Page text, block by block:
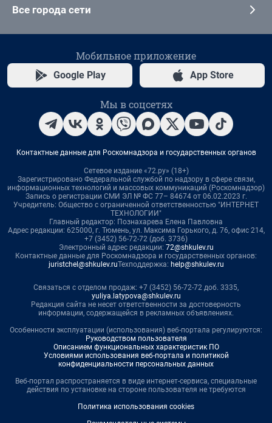
Все города сети
Мобильное приложение
Google Play App Store
Мы в соцсетях
Контактные данные для Роскомнадзора и государственных органов
Сетевое издание «72.ру» (18+)
Зарегистрировано Федеральной службой по надзору в сфере связи,
информационных технологий и массовых коммуникаций (Роскомнадзор)
Запись о регистрации СМИ ЭЛ № ФС 77– 84674 от 06.02.2023 г.
Учредитель: Общество с ограниченной ответственностью "ИНТЕРНЕТ
ТЕХНОЛОГИИ"
Главный редактор: Познахарева Елена Павловна
Адрес редакции: 625000, г. Тюмень, ул. Максима Горького, д. 76, офис 214,
+7 (3452) 56-72-72 (доб. 3736)
Электронный адрес редакции: 72@shkulev.ru
Контактные данные для Роскомнадзора и государственных органов:
juristchel@shkulev.ruТехподдержка: help@shkulev.ru
Связаться с отделом продаж: +7 (3452) 56-72-72 доб. 3335,
yuliya.latypova@shkulev.ru
Редакция сайта не несет ответственности за достоверность
информации, содержащейся в рекламных объявлениях.
Особенности эксплуатации (использования) веб-портала регулируются:
Руководством пользователя
Описанием функциональных характеристик ПО
Условиями использования веб-портала и политикой
конфиденциальности персональных данных
Веб-портал распространяется в виде интернет-сервиса, специальные
действия по установке на стороне пользователя не требуются
Политика использования cookies